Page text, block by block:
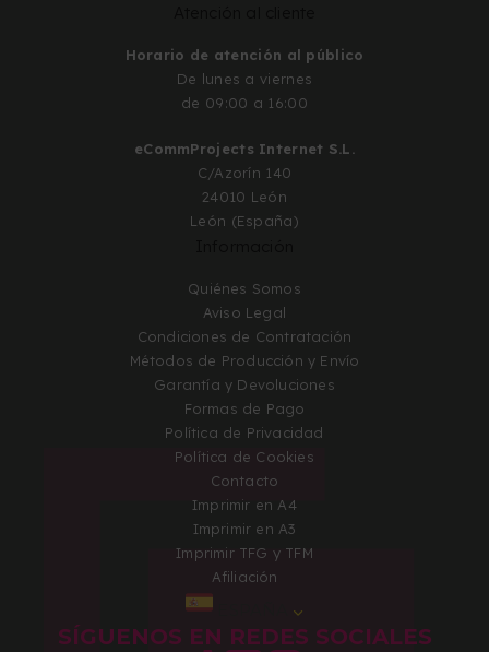
Horario de atención al público
De lunes a viernes
de 09:00 a 16:00
eCommProjects Internet S.L.
C/Azorín 140
24010 León
León (España)
Quiénes Somos
Aviso Legal
Condiciones de Contratación
Métodos de Producción y Envío
Garantía y Devoluciones
Formas de Pago
Política de Privacidad
Política de Cookies
Contacto
Imprimir en A4
Imprimir en A3
Imprimir TFG y TFM
Afiliación
SÍGUENOS EN REDES SOCIALES